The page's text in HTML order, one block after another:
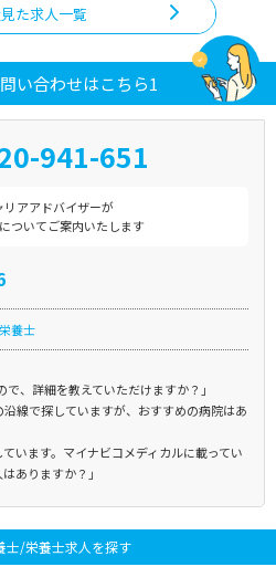
た求人一覧
い合わせはこちら1
941-651
リアアドバイザーが
ついてご案内いたします
養士
で、詳細を教えていただけますか？」
線で探していますが、おすすめの病院はあ
います。マイナビコメディカルに載ってい
りますか？」
士/栄養士求人を探す